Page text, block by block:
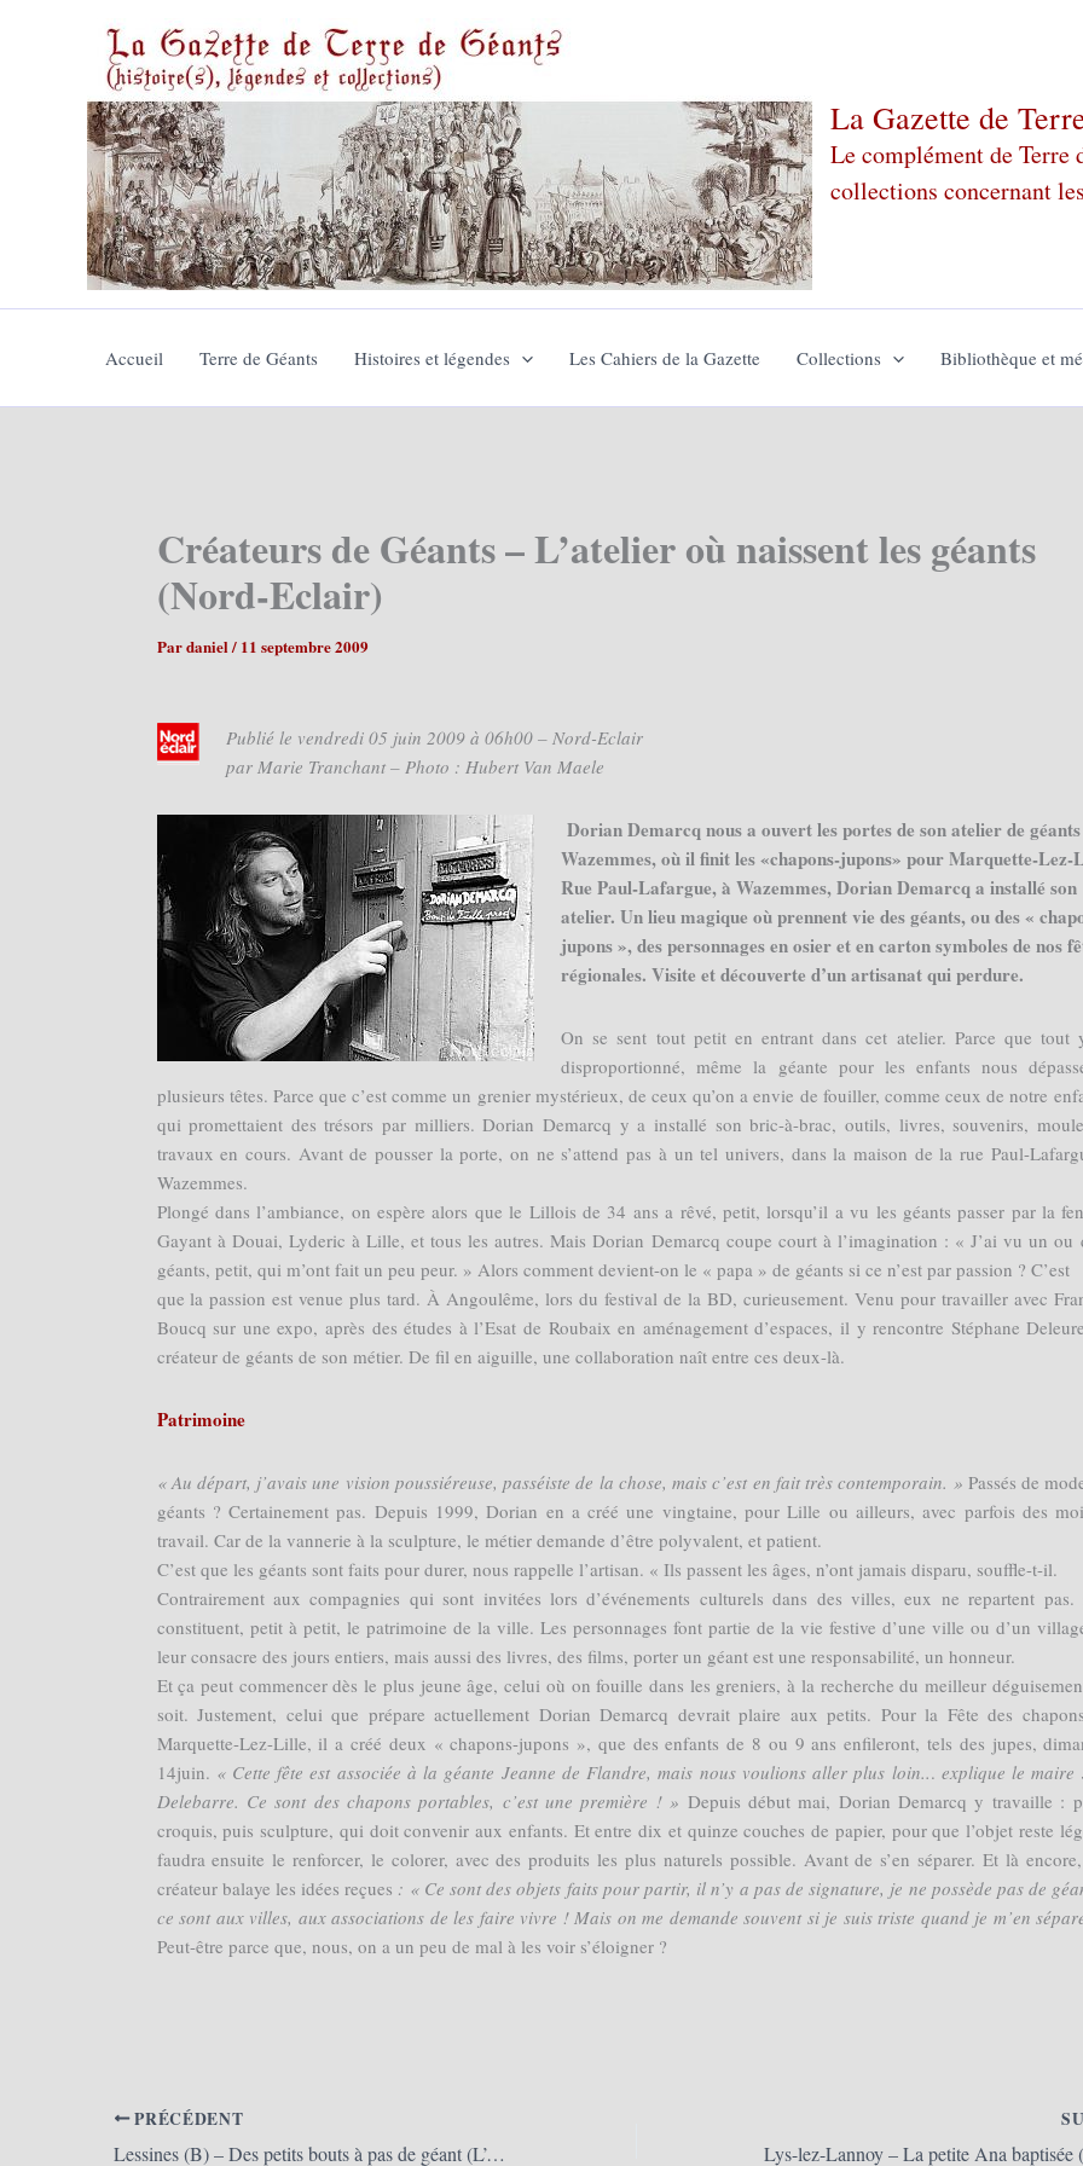
La Gazette de
Le complément de Terre
collections concernant
Accueil Terre de Géants Histoires et légendes Les Cahiers de la Gazette Collections Bibliothèque et
Créateurs de Géants – L’atelier où naissent les géants
(Nord-Eclair)
Pardaniel / 11 septembre 2009
Publié le vendredi 05 juin 2009 à 06h00 – Nord-Eclair
par Marie Tranchant – Photo : Hubert Van Maele
Dorian Demarcq nous a ouvert les portes de son atelier de géants
Wazemmes, où il finit les «chapons-jupons» pour Marquette-Lez-
Rue Paul-Lafargue, à Wazemmes, Dorian Demarcq a installé son
atelier. Un lieu magique où prennent vie des géants, ou des «
jupons », des personnages en osier et en carton symboles de nos
régionales. Visite et découverte d’un artisanat qui perdure.
On se sent tout petit en entrant dans cet atelier. Parce que tout
disproportionné, même la géante pour les enfants nous
plusieurs têtes. Parce que c’est comme un grenier mystérieux, de ceux qu’on a envie de fouiller, comme ceux de notre
qui promettaient des trésors par milliers. Dorian Demarcq y a installé son bric-à-brac, outils, livres, souvenirs,
travaux en cours. Avant de pousser la porte, on ne s’attend pas à un tel univers, dans la maison de la rue Paul-
Wazemmes.
Plongé dans l’ambiance, on espère alors que le Lillois de 34 ans a rêvé, petit, lorsqu’il a vu les géants passer par la
Gayant à Douai, Lyderic à Lille, et tous les autres. Mais Dorian Demarcq coupe court à l’imagination : « J’ai vu un ou
géants, petit, qui m’ont fait un peu peur. » Alors comment devient-on le « papa » de géants si ce n’est par passion ? C’est
que la passion est venue plus tard. À Angoulême, lors du festival de la BD, curieusement. Venu pour travailler avec
Boucq sur une expo, après des études à l’Esat de Roubaix en aménagement d’espaces, il y rencontre Stéphane
créateur de géants de son métier. De fil en aiguille, une collaboration naît entre ces deux-là.
Patrimoine
« Au départ, j’avais une vision poussiéreuse, passéiste de la chose, mais c’est en fait très contemporain. » Passés de
géants ? Certainement pas. Depuis 1999, Dorian en a créé une vingtaine, pour Lille ou ailleurs, avec parfois des
travail. Car de la vannerie à la sculpture, le métier demande d’être polyvalent, et patient.
C’est que les géants sont faits pour durer, nous rappelle l’artisan. « Ils passent les âges, n’ont jamais disparu, souffle-t-il.
Contrairement aux compagnies qui sont invitées lors d’événements culturels dans des villes, eux ne repartent
constituent, petit à petit, le patrimoine de la ville. Les personnages font partie de la vie festive d’une ville ou d’un
leur consacre des jours entiers, mais aussi des livres, des films, porter un géant est une responsabilité, un honneur.
Et ça peut commencer dès le plus jeune âge, celui où on fouille dans les greniers, à la recherche du meilleur
soit. Justement, celui que prépare actuellement Dorian Demarcq devrait plaire aux petits. Pour la Fête des
Marquette-Lez-Lille, il a créé deux « chapons-jupons », que des enfants de 8 ou 9 ans enfileront, tels des jupes,
14juin. « Cette fête est associée à la géante Jeanne de Flandre, mais nous voulions aller plus loin... explique le maire
Delebarre. Ce sont des chapons portables, c’est une première ! » Depuis début mai, Dorian Demarcq y travaille :
croquis, puis sculpture, qui doit convenir aux enfants. Et entre dix et quinze couches de papier, pour que l’objet reste
faudra ensuite le renforcer, le colorer, avec des produits les plus naturels possible. Avant de s’en séparer. Et là
créateur balaye les idées reçues : « Ce sont des objets faits pour partir, il n’y a pas de signature, je ne possède pas de
ce sont aux villes, aux associations de les faire vivre ! Mais on me demande souvent si je suis triste quand je m’en
Peut-être parce que, nous, on a un peu de mal à les voir s’éloigner ?
PRÉCÉDENT
Lessines (B) – Des petits bouts à pas de géant (L’Avenir.net)